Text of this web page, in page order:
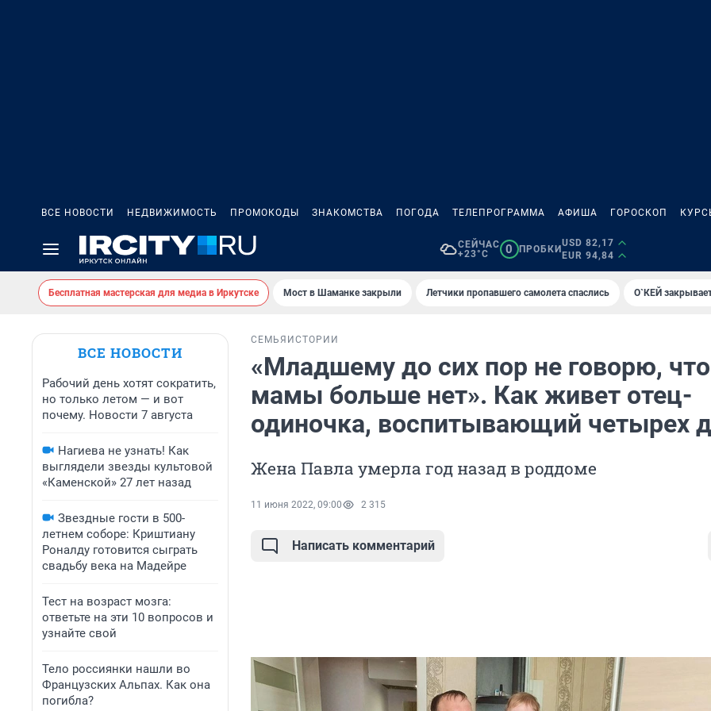
ВСЕ НОВОСТИ НЕДВИЖИМОСТЬ ПРОМОКОДЫ ЗНАКОМСТВА ПОГОДА ТЕЛЕПРОГРАММА АФИША ГОРОСКОП
СЕЙЧАС
+23°C
0 ПРОБКИ
USD 82,17
EUR 94,84
Бесплатная мастерская для медиа в Иркутске Мост в Шаманке закрыли Летчики пропавшего самолета спаслись О`КЕЙ
ВСЕ НОВОСТИ
Рабочий день хотят сократить,
но только летом — и вот
почему. Новости 7 августа
Нагиева не узнать! Как
выглядели звезды культовой
«Каменской» 27 лет назад
Звездные гости в 500-
летнем соборе: Криштиану
Роналду готовится сыграть
свадьбу века на Мадейре
Тест на возраст мозга:
ответьте на эти 10 вопросов и
узнайте свой
Тело россиянки нашли во
Французских Альпах. Как она
погибла?
СЕМЬЯ ИСТОРИИ
«Младшему до сих пор не говорю, что
мамы больше нет». Как живет отец-
одиночка, воспитывающий четырех
Жена Павла умерла год назад в роддоме
11 июня 2022, 09:00 2 315
Написать комментарий